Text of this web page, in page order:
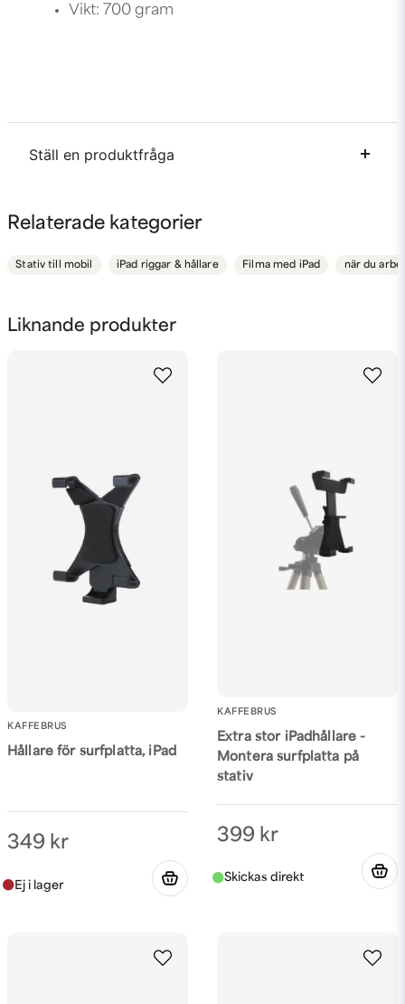
Liknande produkter
KAFFEBRUS
Hållare för surfplatta, iPad
349 kr
KAFFEBRUS
Extra stor iPadhållare -
Montera surfplatta på
stativ
399 kr
Vikt: 700 gram
Ställ en produktfråga
Fråga oss något om denna produkten...
Relaterade kategorier
Stativ till mobil iPad riggar & hållare Filma med iPad när du